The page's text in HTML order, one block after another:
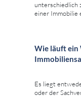
unterschiedlich
einer Immobilie
Wie läuft ein
Es liegt
oder der